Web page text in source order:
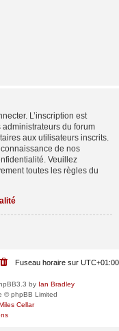
L’inscription est
du forum
aux utilisateurs inscrits.
de nos
Veuillez
toutes les règles du
Fuseau horaire sur UTC+01:00
by Ian Bradley
© phpBB Limited
Cellar